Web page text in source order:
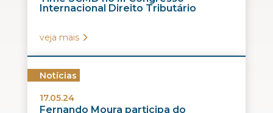
Internacional Direito Tributário
veja mais
Notícias
17.05.24
Fernando Moura participa do